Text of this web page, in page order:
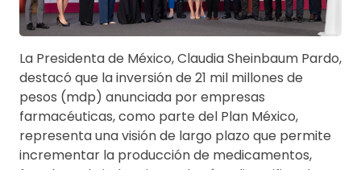
La Presidenta de México, Claudia Sheinbaum Pardo,
destacó que la inversión de 21 mil millones de
pesos (mdp) anunciada por empresas
farmacéuticas, como parte del Plan México,
representa una visión de largo plazo que permite
incrementar la producción de medicamentos,